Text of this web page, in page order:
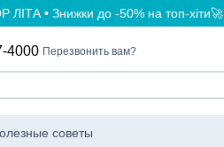
• Знижки до -50% на топ-хіти🚀
4000 Перезвонить вам?
советы